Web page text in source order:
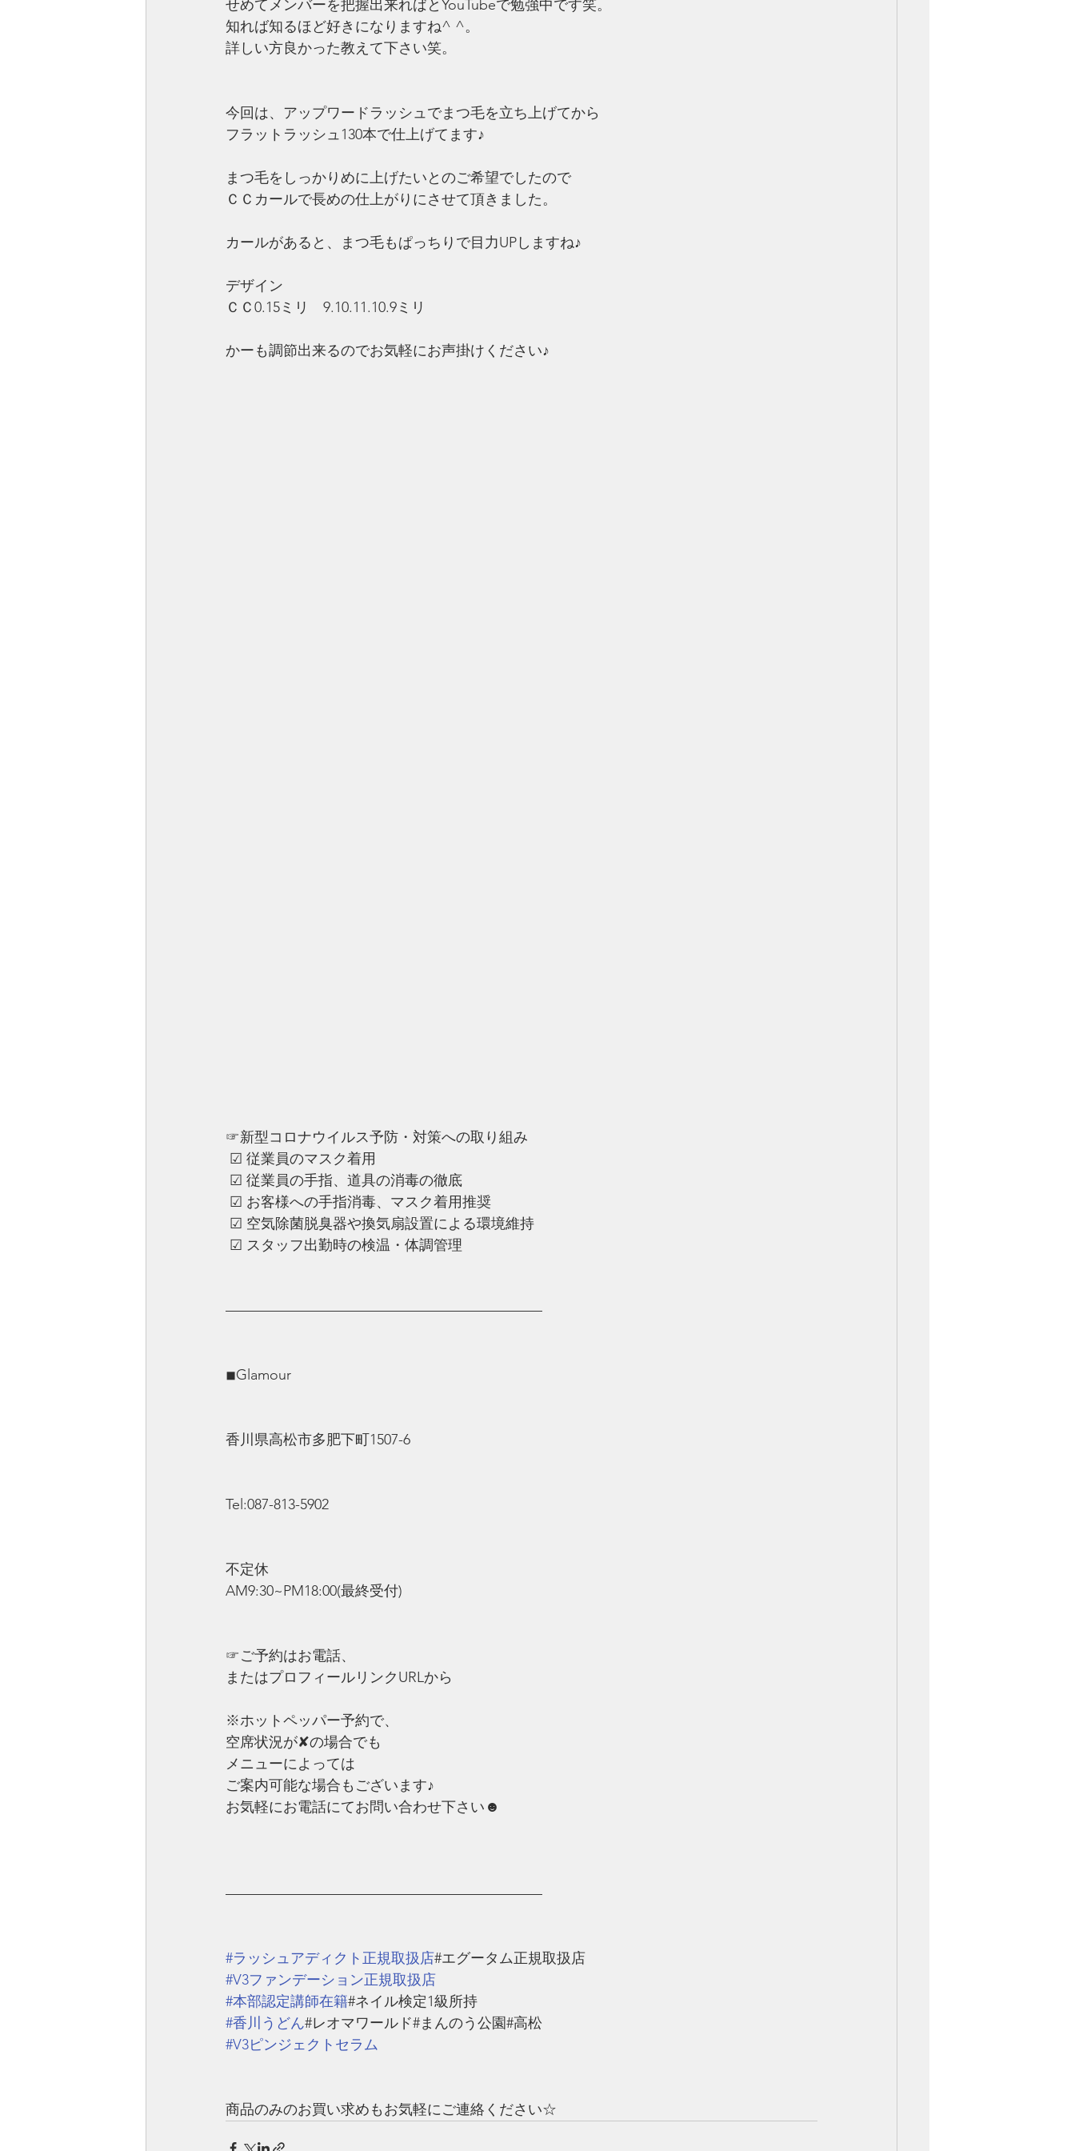
せめてメンバーを把握出来ればとYouTubeで勉強中です笑。
知れば知るほど好きになりますね^ ^。
詳しい方良かった教えて下さい笑。
今回は、アップワードラッシュでまつ毛を立ち上げてから
フラットラッシュ130本で仕上げてます♪
まつ毛をしっかりめに上げたいとのご希望でしたので
ＣＣカールで長めの仕上がりにさせて頂きました。
カールがあると、まつ毛もぱっちりで目力UPしますね♪
デザイン
ＣＣ0.15ミリ　9.10.11.10.9ミリ
かーも調節出来るのでお気軽にお声掛けください♪
☞新型コロナウイルス予防・対策への取り組み
☑︎ 従業員のマスク着用
☑︎ ︎従業員の手指、道具の消毒の徹底
☑︎ ︎お客様への手指消毒、マスク着用推奨
☑︎ ︎空気除菌脱臭器や換気扇設置による環境維持
☑︎ ︎スタッフ出勤時の検温・体調管理
——————————————————————
◾︎Glamour
香川県高松市多肥下町1507-6
Tel:087-813-5902
不定休
AM9:30~PM18:00(最終受付)
☞ご予約はお電話、
またはプロフィールリンクURLから
※ホットペッパー予約で、
空席状況が✘の場合でも
メニューによっては
ご案内可能な場合もございます♪
お気軽にお電話にてお問い合わせ下さい☻
——————————————————————
#ラッシュアディクト正規取扱店#エグータム正規取扱店
#V3ファンデーション正規取扱店
#本部認定講師在籍#ネイル検定1級所持
#香川うどん#レオマワールド#まんのう公園#高松
#V3ピンジェクトセラム
商品のみのお買い求めもお気軽にご連絡ください☆